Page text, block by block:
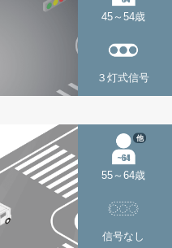
45～54歳
３灯式信号
55～64歳
他
信号なし